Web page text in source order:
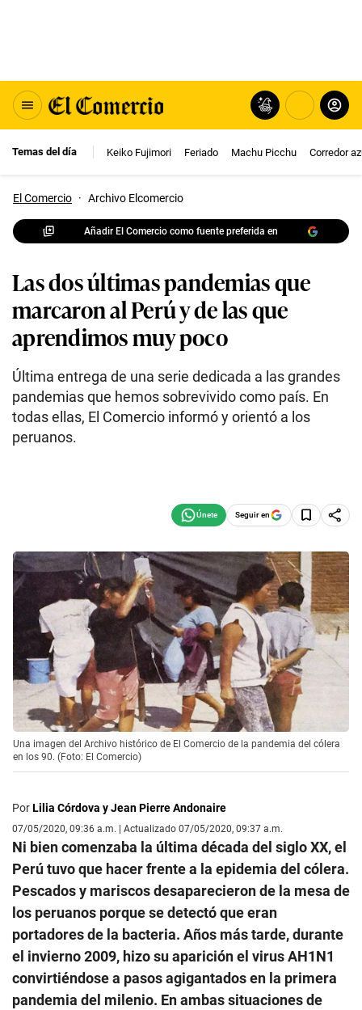
Temas del día Keiko Fujimori Feriado Machu Picchu Corredor
El Comercio · Archivo Elcomercio
Añadir El Comercio como fuente preferida en
Las dos últimas pandemias que
marcaron al Perú y de las que
aprendimos muy poco
Última entrega de una serie dedicada a las grandes
pandemias que hemos sobrevivido como país. En
todas ellas, El Comercio informó y orientó a los
peruanos.
Seguir en
Una imagen del Archivo histórico de El Comercio de la pandemia del cólera
en los 90. (Foto: El Comercio)
PorLilia Córdova y Jean Pierre Andonaire
07/05/2020, 09:36 a.m. | Actualizado 07/05/2020, 09:37 a.m.
Ni bien comenzaba la última década del siglo XX, el
Perú tuvo que hacer frente a la epidemia del cólera.
Pescados y mariscos desaparecieron de la mesa de
los peruanos porque se detectó que eran
portadores de la bacteria. Años más tarde, durante
el invierno 2009, hizo su aparición el virus AH1N1
convirtiéndose a pasos agigantados en la primera
pandemia del milenio. En ambas situaciones de